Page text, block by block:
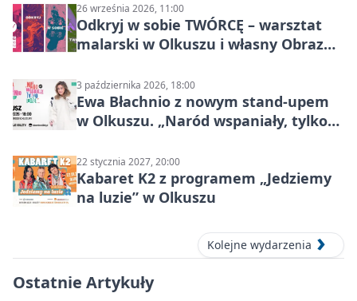
26 września 2026, 11:00
Odkryj w sobie TWÓRCĘ – warsztat
malarski w Olkuszu i własny Obraz
3 października 2026, 18:00
Ewa Błachnio z nowym stand-upem
w Olkuszu. „Naród wspaniały, tylko
22 stycznia 2027, 20:00
Kabaret K2 z programem „Jedziemy
na luzie” w Olkuszu
Kolejne wydarzenia
Ostatnie Artykuły